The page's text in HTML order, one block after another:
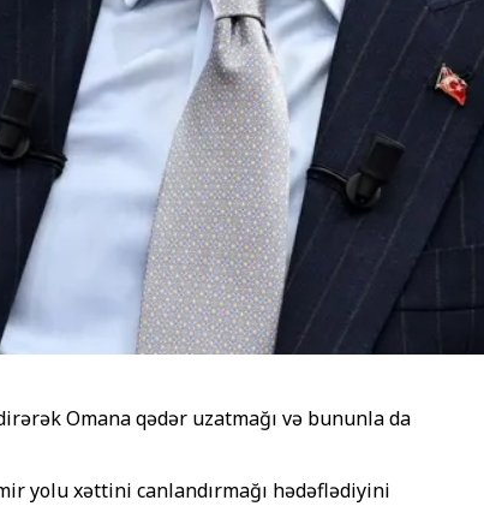
Omana qədər uzatmağı və bununla da
yolu xəttini canlandırmağı hədəflədiyini